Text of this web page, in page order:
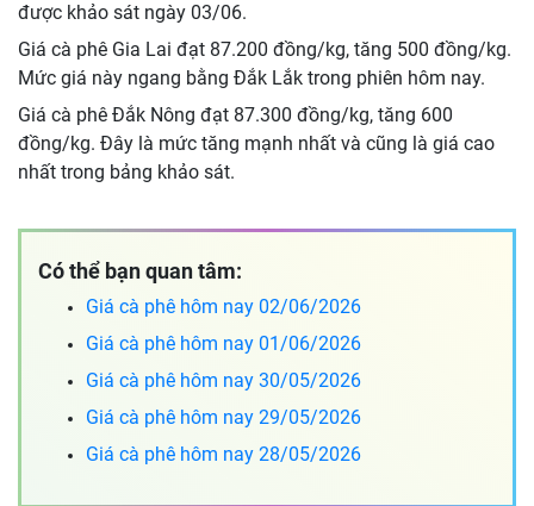
được khảo sát ngày 03/06.
Giá cà phê Gia Lai đạt 87.200 đồng/kg, tăng 500 đồng/kg.
Mức giá này ngang bằng Đắk Lắk trong phiên hôm nay.
Giá cà phê Đắk Nông đạt 87.300 đồng/kg, tăng 600
đồng/kg. Đây là mức tăng mạnh nhất và cũng là giá cao
nhất trong bảng khảo sát.
Có thể bạn quan tâm:
Giá cà phê hôm nay 02/06/2026
Giá cà phê hôm nay 01/06/2026
Giá cà phê hôm nay 30/05/2026
Giá cà phê hôm nay 29/05/2026
Giá cà phê hôm nay 28/05/2026